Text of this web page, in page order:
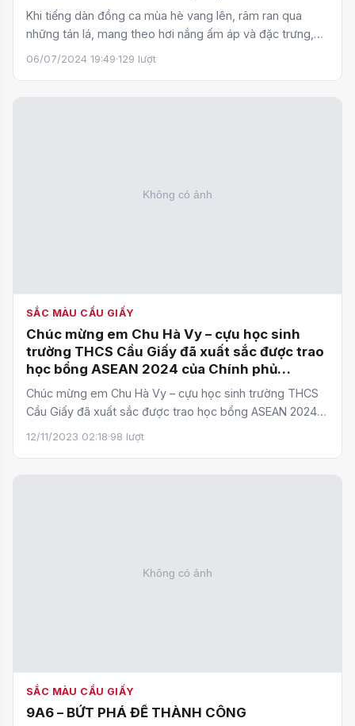
Khi tiếng dàn đồng ca mùa hè vang lên, râm ran qua
những tán lá, mang theo hơi nắng ấm áp và đặc trưng,
một mù…
06/07/2024 19:49·129 lượt
SẮC MÀU CẦU GIẤY
Chúc mừng em Chu Hà Vy – cựu học sinh
trường THCS Cầu Giấy đã xuất sắc được trao
học bổng ASEAN 2024 của Chính phủ
Singapore !
Chúc mừng em Chu Hà Vy – cựu học sinh trường THCS
Cầu Giấy đã xuất sắc được trao học bổng ASEAN 2024
của Chính…
12/11/2023 02:18·98 lượt
SẮC MÀU CẦU GIẤY
9A6 – BỨT PHÁ ĐỂ THÀNH CÔNG